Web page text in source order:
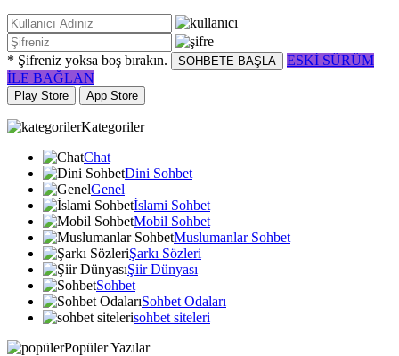
* Şifreniz yoksa boş bırakın. SOHBETE BAŞLA
ESKİ SÜRÜM
İLE BAĞLAN
Play Store App Store
Kategoriler
Chat
Dini Sohbet
Genel
İslami Sohbet
Mobil Sohbet
Muslumanlar Sohbet
Şarkı Sözleri
Şiir Dünyası
Sohbet
Sohbet Odaları
sohbet siteleri
Popüler Yazılar